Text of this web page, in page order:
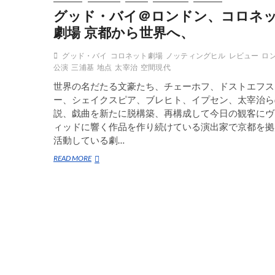
グッド・バイ＠ロンドン、コロネ
劇場 京都から世界へ、
グッド・バイ コロネット劇場 ノッティングヒル レビュー ロ
公演 三浦基 地点 太宰治 空間現代
世界の名だたる文豪たち、チェーホフ、ドストエフ
ー、シェイクスピア、ブレヒト、イプセン、太宰治
説、戯曲を新たに脱構築、再構成して今日の観客に
ィッドに響く作品を作り続けている演出家で京都を
活動している劇…
READ MOREグ